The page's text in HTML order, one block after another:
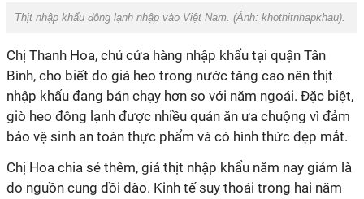
Thịt nhập khẩu đông lạnh nhập vào Việt Nam. (Ảnh: khothitnhapkhau).
Chị Thanh Hoa, chủ cửa hàng nhập khẩu tại quận Tân
Bình, cho biết do giá heo trong nước tăng cao nên thịt
nhập khẩu đang bán chạy hơn so với năm ngoái. Đặc biệt,
giò heo đông lạnh được nhiều quán ăn ưa chuộng vì đảm
bảo vệ sinh an toàn thực phẩm và có hình thức đẹp mắt.
Chị Hoa chia sẻ thêm, giá thịt nhập khẩu năm nay giảm là
do nguồn cung dồi dào. Kinh tế suy thoái trong hai năm